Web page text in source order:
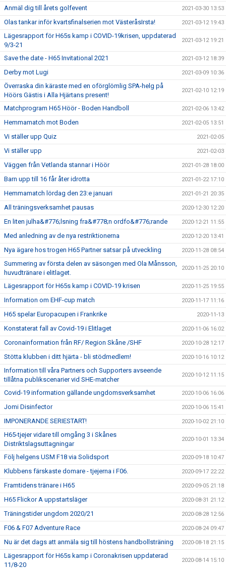
Anmäl dig till årets golfevent 2021-03-30 13:53
Olas tankar inför kvartsfinalserien mot VästeråsIrsta! 2021-03-12 19:43
Lägesrapport för H65s kamp i COVID-19krisen, uppdaterad
9/3-21
2021-03-12 19:21
Save the date - H65 Invitational 2021 2021-03-12 18:39
Derby mot Lugi 2021-03-09 10:36
Överraska din käraste med en oförglömlig SPA-helg på
Höörs Gästis i Alla Hjärtans present!
2021-02-10 12:19
Matchprogram H65 Höör - Boden Handboll 2021-02-06 13:42
Hemmamatch mot Boden 2021-02-05 13:51
Vi ställer upp Quiz 2021-02-05
Vi ställer upp 2021-02-03
Väggen från Vetlanda stannar i Höör 2021-01-28 18:00
Barn upp till 16 får åter idrotta 2021-01-22 17:10
Hemmamatch lördag den 23:e januari 2021-01-21 20:35
All träningsverksamhet pausas 2020-12-30 12:20
En liten julha&#776;lsning fra&#778;n ordfo&#776;rande 2020-12-21 11:55
Med anledning av de nya restriktionerna 2020-12-20 13:41
Nya ägare hos trogen H65 Partner satsar på utveckling 2020-11-28 08:54
Summering av första delen av säsongen med Ola Månsson,
huvudtränare i elitlaget.
2020-11-25 20:10
Lägesrapport för H65s kamp i COVID-19 krisen 2020-11-25 19:55
Information om EHF-cup match 2020-11-17 11:16
H65 spelar Europacupen i Frankrike 2020-11-13
Konstaterat fall av Covid-19 i Elitlaget 2020-11-06 16:02
Coronainformation från RF/ Region Skåne /SHF 2020-10-28 12:17
Stötta klubben i ditt hjärta - bli stödmedlem! 2020-10-16 10:12
Information till våra Partners och Supporters avseende
tillåtna publikscenarier vid SHE-matcher
2020-10-12 11:15
Covid-19 information gällande ungdomsverksamhet 2020-10-06 16:06
Jomi Disinfector 2020-10-06 15:41
IMPONERANDE SERIESTART! 2020-10-02 21:10
H65-tjejer vidare till omgång 3 i Skånes
Distriktslagsuttagningar
2020-10-01 13:34
Följ helgens USM F18 via Solidsport 2020-09-18 10:47
Klubbens färskaste domare - tjejerna i F06. 2020-09-17 22:22
Framtidens tränare i H65 2020-09-05 21:18
H65 Flickor A uppstartsläger 2020-08-31 21:12
Träningstider ungdom 2020/21 2020-08-28 12:56
F06 & F07 Adventure Race 2020-08-24 09:47
Nu är det dags att anmäla sig till höstens handbollsträning 2020-08-18 21:15
Lägesrapport för H65s kamp i Coronakrisen uppdaterad
11/8-20
2020-08-14 15:10